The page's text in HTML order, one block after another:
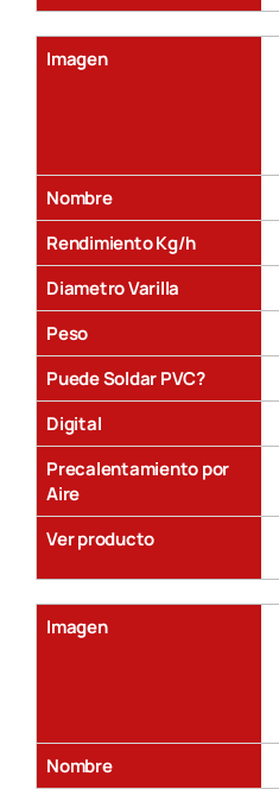
Imagen
Nombre
Rendimiento Kg/h
Diametro Varilla
Peso
Puede Soldar PVC?
Digital
Precalentamiento por
Aire
Ver producto
Imagen
Nombre